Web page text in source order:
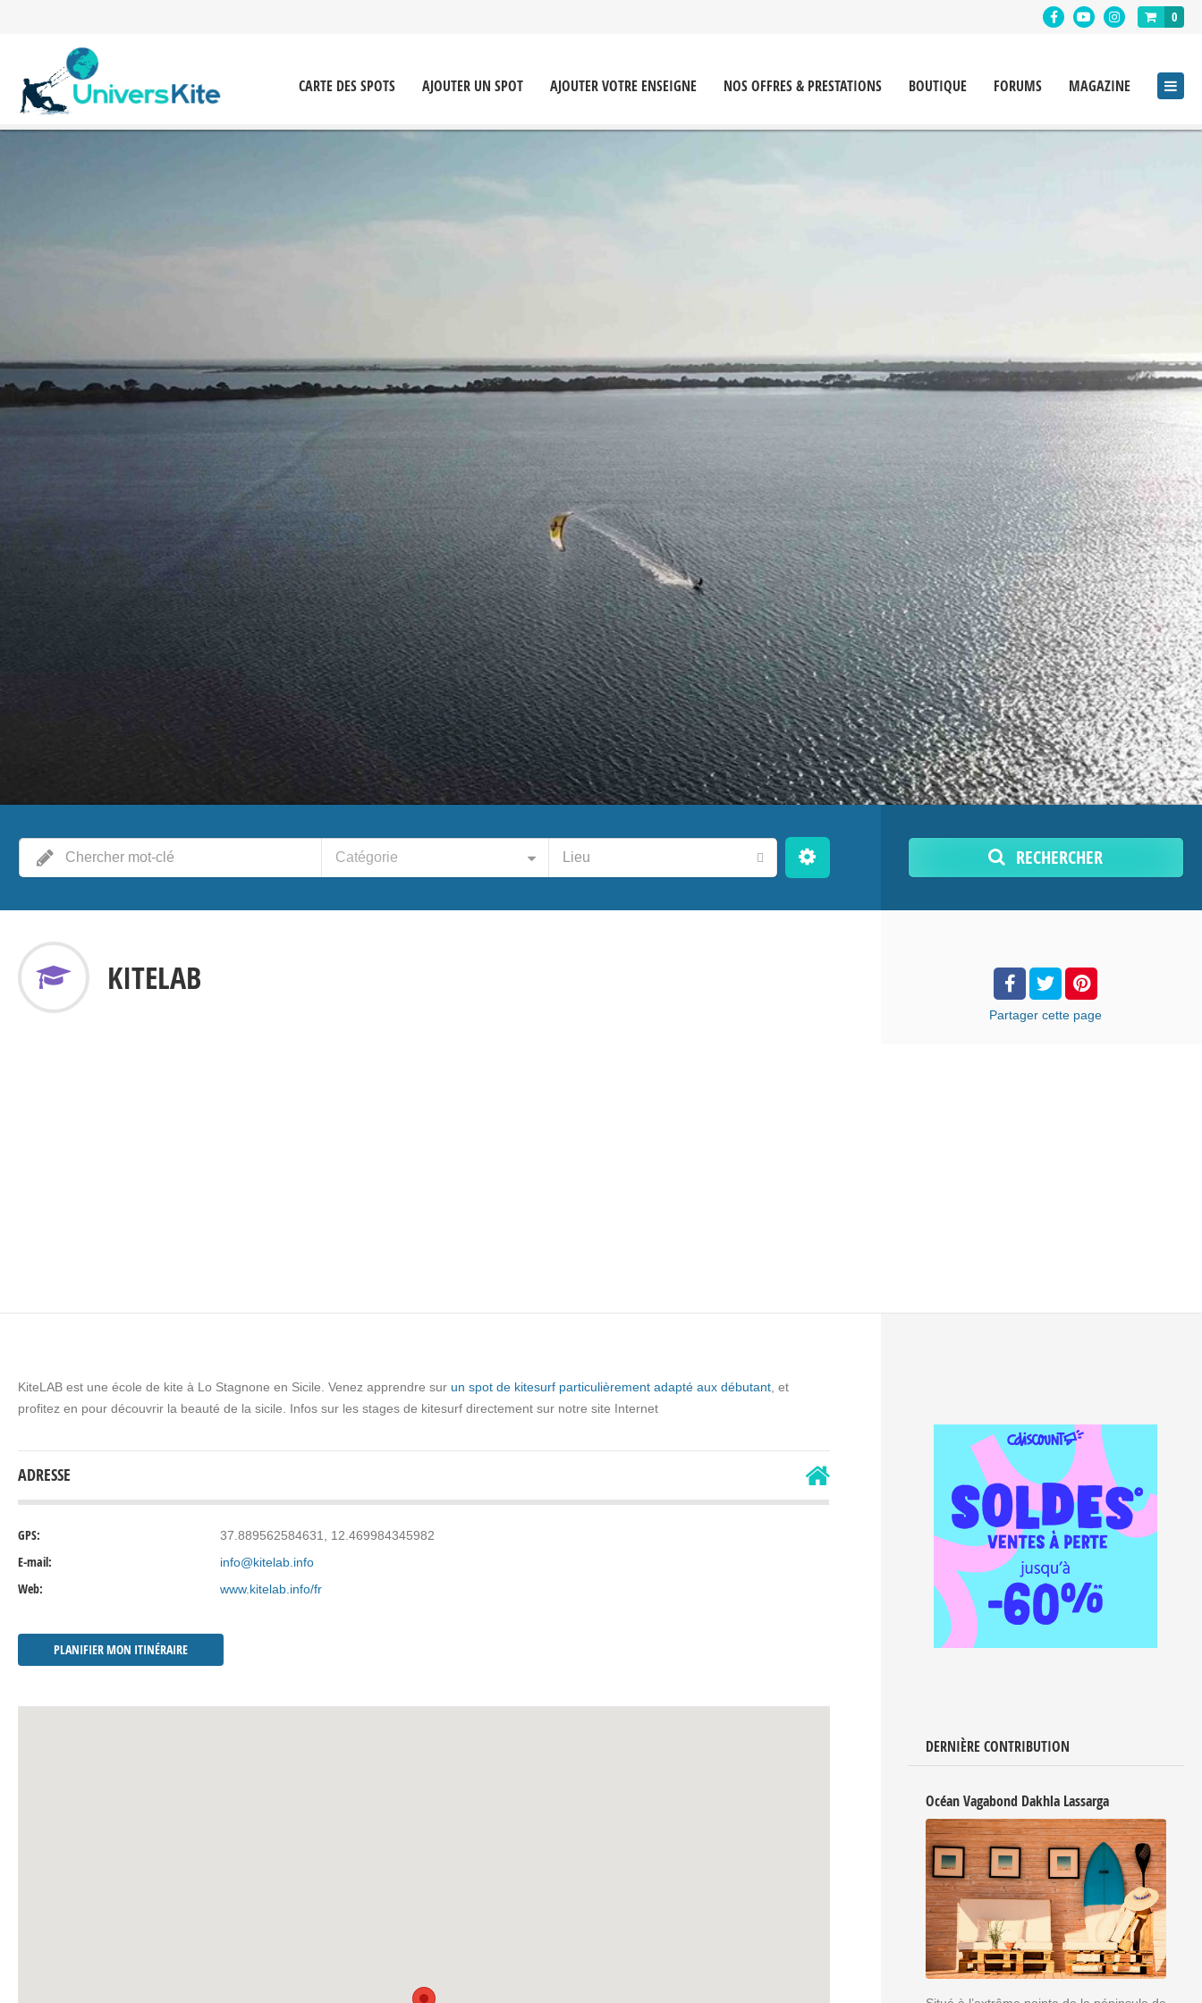
0
CARTE DES SPOTS AJOUTER UN SPOT AJOUTER VOTRE ENSEIGNE NOS OFFRES & PRESTATIONS BOUTIQUE FORUMS MAGAZINE
Catégorie RECHERCHER
KITELAB
Partager cette page
KiteLAB est une école de kite à Lo Stagnone en Sicile. Venez apprendre sur un spot de kitesurf particulièrement adapté aux débutant , et
profitez en pour découvrir la beauté de la sicile. Infos sur les stages de kitesurf directement sur notre site Internet
ADRESSE
GPS: 37.889562584631, 12.469984345982
E-mail: info@kitelab.info
Web: www.kitelab.info/fr
PLANIFIER MON ITINÉRAIRE
DERNIÈRE CONTRIBUTION
Océan Vagabond Dakhla Lassarga